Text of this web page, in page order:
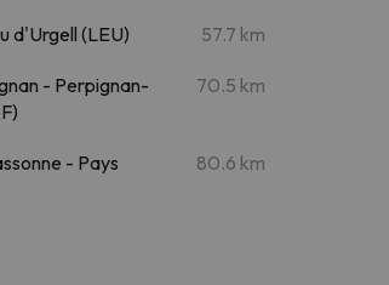
d'Urgell (LEU) 57.7 km
- Perpignan-
70.5 km
- Pays
80.6 km